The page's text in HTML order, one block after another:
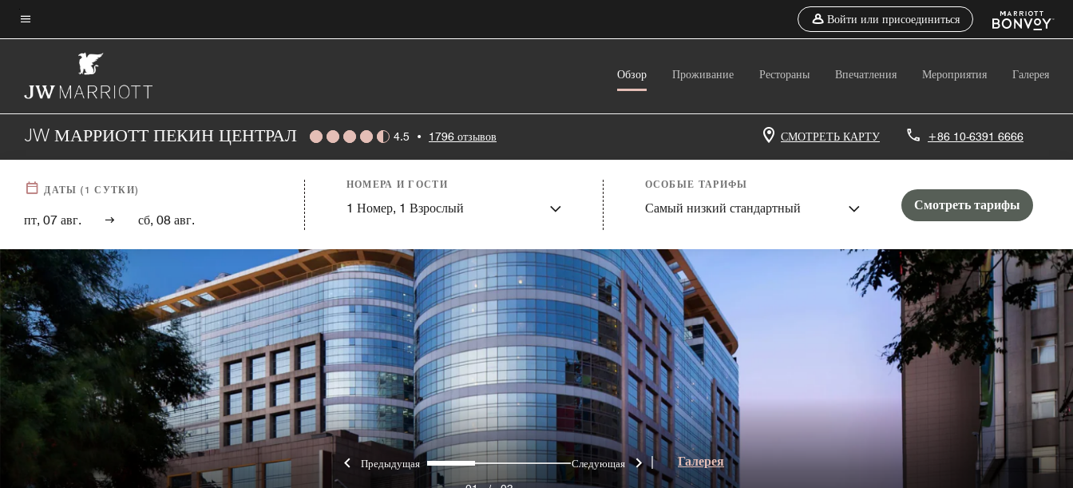
Skip
toТекст меню
Войти или присоединиться
Обзор Проживание Рестораны Впечатления Мероприятия Галерея
JW МАРРИОТТ ПЕКИН ЦЕНТРАЛ 4.5 • 1796 отзывов СМОТРЕТЬ КАРТУ +86 10-6391 6666
ДАТЫ ( 1 СУТКИ)
пт, 07 авг. сб, 08 авг.
НОМЕРА И ГОСТИ
1 Номер, 1 Взрослый
ОСОБЫЕ ТАРИФЫ
Самый низкий стандартный Смотреть тарифы
Предыдущая
0 1 2 Следующая
| Галерея